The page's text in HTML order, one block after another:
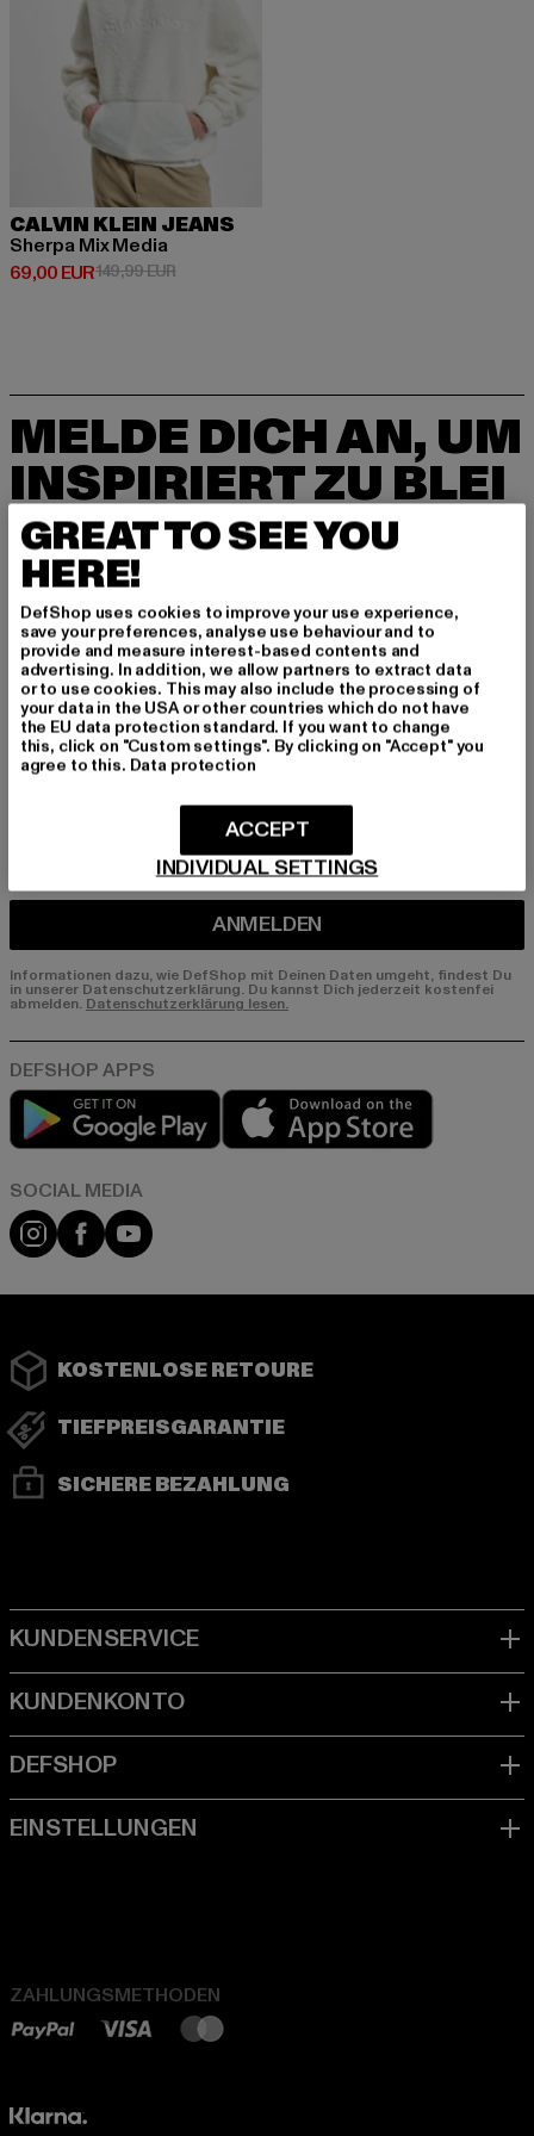
CALVIN KLEIN JEANS
Sherpa Mix Media
69,00 EUR
Derzeitiger Preis: 69,00 EUR
149,99 EURAktionspreis: 149,99 EUR
MELDE DICH AN, UM
INSPIRIERT ZU BLEI
BEN!
Melde dich hier für unseren Newsletter an und
erhalte künftig Informationen über aktuelle Tre
nds, Angebote und Gutscheine von DefShop p
er E-Mail!
An welchen Produkten bist du interessiert?
MÄNNER
ANMELDEN
Informationen dazu, wie DefShop mit Deinen Daten umgeht, findest Du
in unserer Datenschutzerklärung. Du kannst Dich jederzeit kostenfei
abmelden. Datenschutzerklärung lesen.
Play market
Instagram
FacebookYouTube
KOSTENLOSE RETOURE
TIEFPREISGARANTIE
SICHERE BEZAHLUNG
ZAHLUNGSMETHODEN
GREAT TO SEE YOU
HERE!
DefShop uses cookies to improve your use experience,
save your preferences, analyse use behaviour and to
provide and measure interest-based contents and
advertising. In addition, we allow partners to extract data
or to use cookies. This may also include the processing of
your data in the USA or other countries which do not have
the EU data protection standard. If you want to change
this, click on "Custom settings". By clicking on "Accept" you
agree to this. Data protection
INDIVIDUAL SETTINGS
ACCEPT